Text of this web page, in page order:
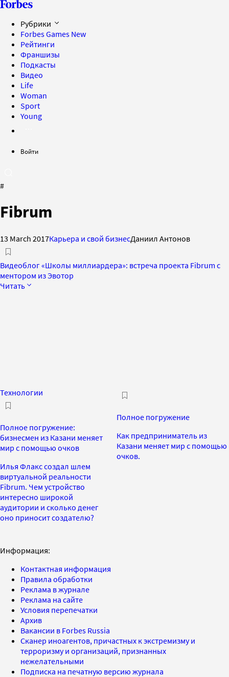
Рубрики
Forbes Games New
Рейтинги
Франшизы
Подкасты
Видео
Life
Woman
Sport
Young
Войти
#
Fibrum
13 March 2017Карьера и свой бизнесДаниил Антонов
Видеоблог «Школы миллиардера»: встреча проекта Fibrum с
ментором из Эвотор
Читать
Технологии
Полное погружение:
бизнесмен из Казани меняет
мир с помощью очков
Илья Флакс создал шлем
виртуальной реальности
Fibrum. Чем устройство
интересно широкой
аудитории и сколько денег
оно приносит создателю?
Полное погружение
Как предприниматель из
Казани меняет мир с помощью
очков.
Информация:
Контактная информация
Правила обработки
Реклама в журнале
Реклама на сайте
Условия перепечатки
Архив
Вакансии в Forbes Russia
Сканер иноагентов, причастных к экстремизму и
терроризму и организаций, признанных
нежелательными
Подписка на печатную версию журнала